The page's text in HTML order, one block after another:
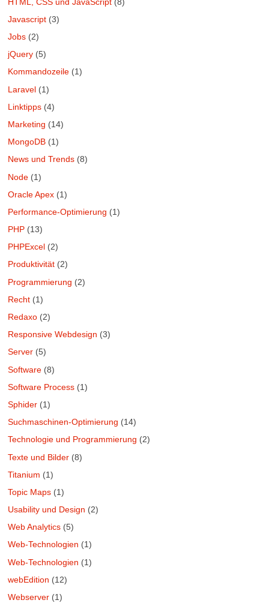
Javascript (3)
Jobs (2)
jQuery (5)
Kommandozeile (1)
Laravel (1)
Linktipps (4)
Marketing (14)
MongoDB (1)
News und Trends (8)
Node (1)
Oracle Apex (1)
Performance-Optimierung (1)
PHP (13)
PHPExcel (2)
Produktivität (2)
Programmierung (2)
Recht (1)
Redaxo (2)
Responsive Webdesign (3)
Server (5)
Software (8)
Software Process (1)
Sphider (1)
Suchmaschinen-Optimierung (14)
Technologie und Programmierung (2)
Texte und Bilder (8)
Titanium (1)
Topic Maps (1)
Usability und Design (2)
Web Analytics (5)
Web-Technologien (1)
Web-Technologien (1)
webEdition (12)
Webserver (1)